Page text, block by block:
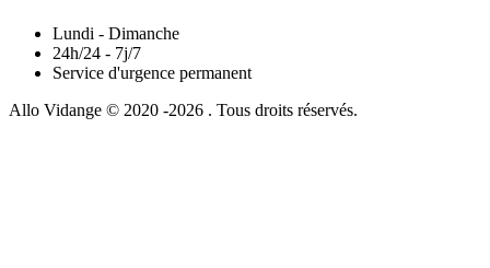
Lundi - Dimanche
24h/24 - 7j/7
Service d'urgence permanent
Allo Vidange © 2020 -2026 . Tous droits réservés.